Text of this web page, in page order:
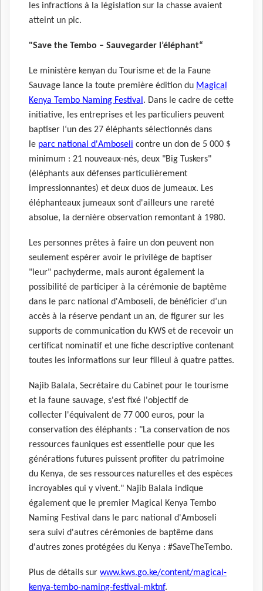
les infractions à la législation sur la chasse avaient
atteint un pic.
"Save the Tembo – Sauvegarder l’éléphant“
Le ministère kenyan du Tourisme et de la Faune
Sauvage lance la toute première édition du Magical
Kenya Tembo Naming Festival. Dans le cadre de cette
initiative, les entreprises et les particuliers peuvent
baptiser l‘un des 27 éléphants sélectionnés dans
le parc national d'Amboseli contre un don de 5 000 $
minimum : 21 nouveaux-nés, deux "Big Tuskers"
(éléphants aux défenses particulièrement
impressionnantes) et deux duos de jumeaux. Les
éléphanteaux jumeaux sont d'ailleurs une rareté
absolue, la dernière observation remontant à 1980.
Les personnes prêtes à faire un don peuvent non
seulement espérer avoir le privilège de baptiser
"leur" pachyderme, mais auront également la
possibilité de participer à la cérémonie de baptême
dans le parc national d'Amboseli, de bénéficier d’un
accès à la réserve pendant un an, de figurer sur les
supports de communication du KWS et de recevoir un
certificat nominatif et une fiche descriptive contenant
toutes les informations sur leur filleul à quatre pattes.
Najib Balala, Secrétaire du Cabinet pour le tourisme
et la faune sauvage, s'est fixé l'objectif de
collecter l'équivalent de 77 000 euros, pour la
conservation des éléphants : "La conservation de nos
ressources fauniques est essentielle pour que les
générations futures puissent profiter du patrimoine
du Kenya, de ses ressources naturelles et des espèces
incroyables qui y vivent." Najib Balala indique
également que le premier Magical Kenya Tembo
Naming Festival dans le parc national d'Amboseli
sera suivi d'autres cérémonies de baptême dans
d'autres zones protégées du Kenya : #SaveTheTembo.
Plus de détails sur www.kws.go.ke/content/magical-
kenya-tembo-naming-festival-mktnf.